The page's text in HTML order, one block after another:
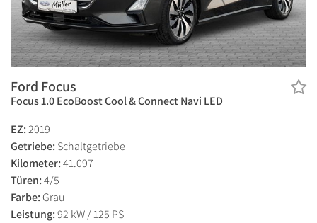
Ford Focus
Focus 1.0 EcoBoost Cool & Connect Navi LED
EZ:2019
Getriebe: Schaltgetriebe
Kilometer:41.097
Türen:4/5
Farbe: Grau
Leistung:92 kW / 125 PS